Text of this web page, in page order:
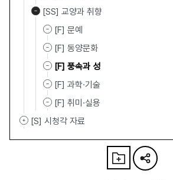
[SS] 교양과 취향
[F] 문예
[F] 동양문화
[F] 풍속과 성
[F] 과학·기술
[F] 취미·실용
[S] 시청각 자료